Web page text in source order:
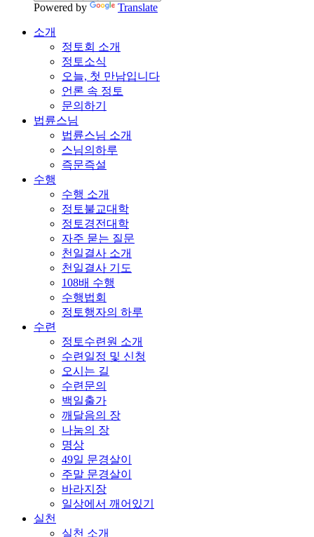
Powered by Translate
소개
정토회 소개
정토소식
오늘, 첫 만남입니다
언론 속 정토
문의하기
법륜스님
법륜스님 소개
스님의하루
즉문즉설
수행
수행 소개
정토불교대학
정토경전대학
자주 묻는 질문
천일결사 소개
천일결사 기도
108배 수행
수행법회
정토행자의 하루
수련
정토수련원 소개
수련일정 및 신청
오시는 길
수련문의
백일출가
깨달음의 장
나눔의 장
명상
49일 문경살이
주말 문경살이
바라지장
일상에서 깨어있기
실천
실천 소개